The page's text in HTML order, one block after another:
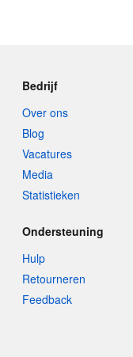
Bedrijf
Over ons
Blog
Vacatures
Media
Statistieken
Ondersteuning
Hulp
Retourneren
Feedback